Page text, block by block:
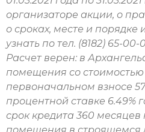
организаторе акции, о
о сроках, месте и
узнать по тел. (8182) 65-
Расчет верен: в
помещения со стоимостью
первоначальном взносе
процентной ставке 6.49%
срок кредита 360